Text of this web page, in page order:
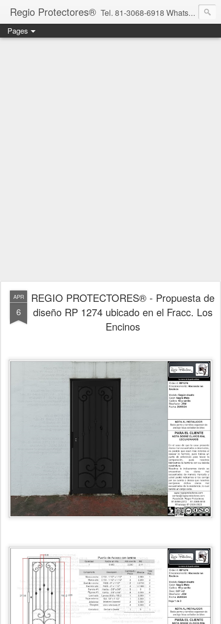
Regio Protectores® Tel. 81-3068-6918 WhatsApp 81-2636-2823 / 33-1145-3780 cotizacionregioprotectores@gmail.com / regioprotectores@gmail.com https://www.facebook.com/RegioProtectores/
Pages
APR
6
REGIO PROTECTORES® - Propuesta de
diseño RP 1274 ubicado en el Fracc. Los
Encinos